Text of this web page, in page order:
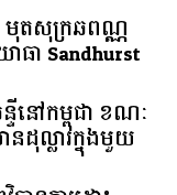
មុតសុក្រឆពណ្ណ
ធា Sandhurst
ទី​នៅ​កម្ពុជា​ ​ខណៈ​
ដុល្លារ​ក្នុង​មួយ​